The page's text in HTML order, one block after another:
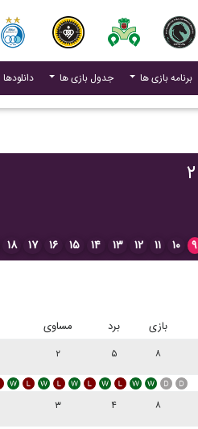
برنامه بازی ها جدول بازی ها دانلودها
۹ ۱۰ ۱۱ ۱۲ ۱۳ ۱۴ ۱۵ ۱۶ ۱۷ ۱۸
بازی برد مساوی
۸ ۵ ۲
۸ ۴ ۳